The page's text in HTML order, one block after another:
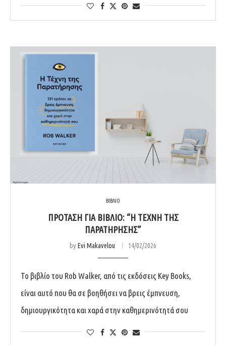
ΒΙΒΛΙΟ
ΠΡΌΤΑΣΗ ΓΙΑ ΒΙΒΛΊΟ: “Η ΤΈΧΝΗ ΤΗΣ
ΠΑΡΑΤΉΡΗΣΗΣ”
byEvi Makavelou 14/02/2026
Το βιβλίο του Rob Walker, από τις εκδόσεις Key Books,
είναι αυτό που θα σε βοηθήσει να βρεις έμπνευση,
δημιουργικότητα και χαρά στην καθημερινότητά σου